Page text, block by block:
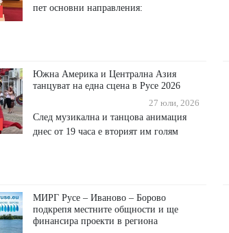
пет основни направления:
Южна Америка и Централна Азия
танцуват на една сцена в Русе 2026
27 юли, 2026
След музикална и танцова анимация
днес от 19 часа е вторият им голям
МИРГ Русе – Иваново – Борово
подкрепя местните общности и ще
финансира проекти в региона